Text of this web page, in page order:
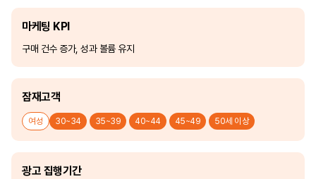
마케팅 KPI
구매 건수 증가, 성과 볼륨 유지
잠재고객
여성 30~34 35~39 40~44 45~49 50세 이상
광고 집행기간